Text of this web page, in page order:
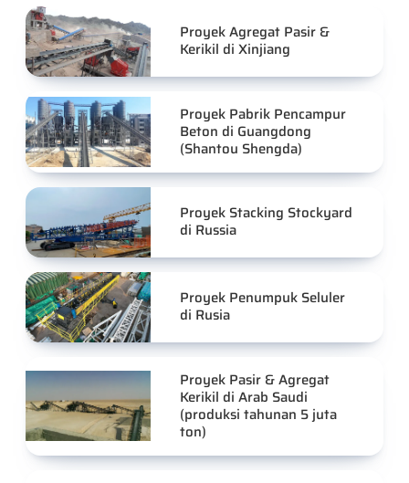
Proyek Agregat Pasir &
Kerikil di Xinjiang
Proyek Pabrik Pencampur
Beton di Guangdong
(Shantou Shengda)
Proyek Stacking Stockyard
di Russia
Proyek Penumpuk Seluler
di Rusia
Proyek Pasir & Agregat
Kerikil di Arab Saudi
(produksi tahunan 5 juta
ton)